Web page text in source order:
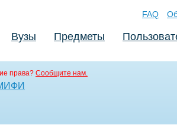
FAQ
Вузы Предметы
права? Сообщите нам.